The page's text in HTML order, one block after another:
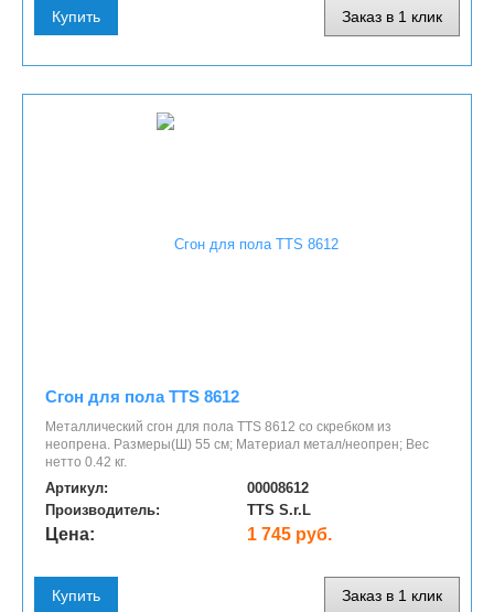
Купить Заказ в 1 клик
Сгон для пола TTS 8612
Металлический сгон для пола TTS 8612 со скребком из
неопрена. Размеры(Ш) 55 см; Материал метал/неопрен; Вес
нетто 0.42 кг.
Артикул:
00008612
Производитель:
TTS S.r.L
Цена: 1 745 руб.
Купить Заказ в 1 клик